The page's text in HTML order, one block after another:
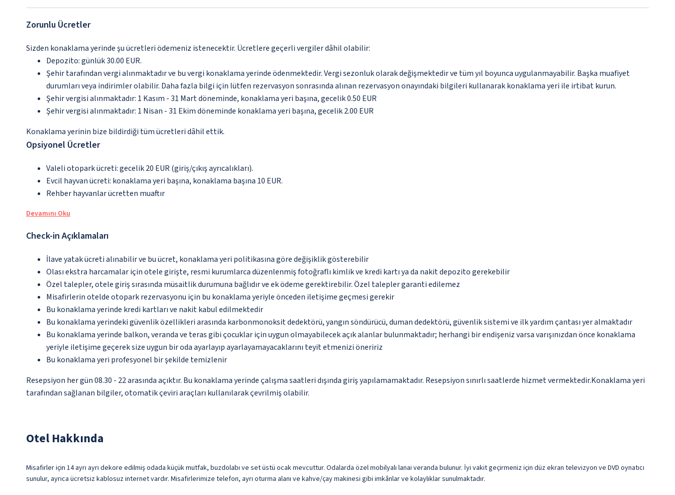
Zorunlu Ücretler
Sizden konaklama yerinde şu ücretleri ödemeniz istenecektir. Ücretlere geçerli vergiler dâhil olabilir:
Depozito: günlük 30.00 EUR.
Şehir tarafından vergi alınmaktadır ve bu vergi konaklama yerinde ödenmektedir. Vergi sezonluk olarak değişmektedir ve tüm yıl boyunca uygulanmayabilir. Başka muafiyet
durumları veya indirimler olabilir. Daha fazla bilgi için lütfen rezervasyon sonrasında alınan rezervasyon onayındaki bilgileri kullanarak konaklama yeri ile irtibat kurun.
Şehir vergisi alınmaktadır: 1 Kasım - 31 Mart döneminde, konaklama yeri başına, gecelik 0.50 EUR
Şehir vergisi alınmaktadır: 1 Nisan - 31 Ekim döneminde konaklama yeri başına, gecelik 2.00 EUR
Konaklama yerinin bize bildirdiği tüm ücretleri dâhil ettik.
Opsiyonel Ücretler
Valeli otopark ücreti: gecelik 20 EUR (giriş/çıkış ayrıcalıkları).
Evcil hayvan ücreti: konaklama yeri başına, konaklama başına 10 EUR.
Rehber hayvanlar ücretten muaftır
Devamını Oku
Check-in Açıklamaları
İlave yatak ücreti alınabilir ve bu ücret, konaklama yeri politikasına göre değişiklik gösterebilir
Olası ekstra harcamalar için otele girişte, resmi kurumlarca düzenlenmiş fotoğraflı kimlik ve kredi kartı ya da nakit depozito gerekebilir
Özel talepler, otele giriş sırasında müsaitlik durumuna bağlıdır ve ek ödeme gerektirebilir. Özel talepler garanti edilemez
Misafirlerin otelde otopark rezervasyonu için bu konaklama yeriyle önceden iletişime geçmesi gerekir
Bu konaklama yerinde kredi kartları ve nakit kabul edilmektedir
Bu konaklama yerindeki güvenlik özellikleri arasında karbonmonoksit dedektörü, yangın söndürücü, duman dedektörü, güvenlik sistemi ve ilk yardım çantası yer almaktadır
Bu konaklama yerinde balkon, veranda ve teras gibi çocuklar için uygun olmayabilecek açık alanlar bulunmaktadır; herhangi bir endişeniz varsa varışınızdan önce konaklama
yeriyle iletişime geçerek size uygun bir oda ayarlayıp ayarlayamayacaklarını teyit etmenizi öneririz
Bu konaklama yeri profesyonel bir şekilde temizlenir
Resepsiyon her gün 08.30 - 22 arasında açıktır. Bu konaklama yerinde çalışma saatleri dışında giriş yapılamamaktadır. Resepsiyon sınırlı saatlerde hizmet vermektedir.Konaklama yeri
tarafından sağlanan bilgiler, otomatik çeviri araçları kullanılarak çevrilmiş olabilir.
Otel Hakkında
Misafirler için 14 ayrı ayrı dekore edilmiş odada küçük mutfak, buzdolabı ve set üstü ocak mevcuttur. Odalarda özel mobilyalı lanai veranda bulunur. İyi vakit geçirmeniz için düz ekran televizyon ve DVD oynatıcı
sunulur, ayrıca ücretsiz kablosuz internet vardır. Misafirlerimize telefon, ayrı oturma alanı ve kahve/çay makinesi gibi imkânlar ve kolaylıklar sunulmaktadır.